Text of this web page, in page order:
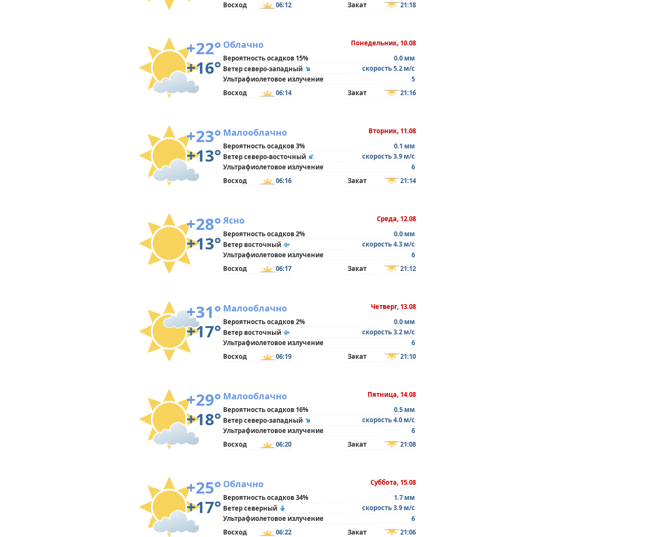
Восход
06:12 Закат 21:18
+22°
+16°
Понедельник, 10.08
Облачно
Вероятность осадков 15%
0.0 мм
Ветер северо-западный
скорость 5.2 м/с
Ультрафиолетовое излучение
5
Восход
06:14 Закат 21:16
+23°
+13°
Вторник, 11.08
Малооблачно
Вероятность осадков 3%
0.1 мм
Ветер северо-восточный
скорость 3.9 м/с
Ультрафиолетовое излучение
6
Восход
06:16 Закат 21:14
+28°
+13°
Среда, 12.08
Ясно
Вероятность осадков 2%
0.0 мм
Ветер восточный
скорость 4.3 м/с
Ультрафиолетовое излучение
6
Восход
06:17 Закат 21:12
+31°
+17°
Четверг, 13.08
Малооблачно
Вероятность осадков 2%
0.0 мм
Ветер восточный
скорость 3.2 м/с
Ультрафиолетовое излучение
6
Восход
06:19 Закат 21:10
+29°
+18°
Пятница, 14.08
Малооблачно
Вероятность осадков 16%
0.5 мм
Ветер северо-западный
скорость 4.0 м/с
Ультрафиолетовое излучение
6
Восход
06:20 Закат 21:08
+25°
+17°
Суббота, 15.08
Облачно
Вероятность осадков 34%
1.7 мм
Ветер северный
скорость 3.9 м/с
Ультрафиолетовое излучение
6
Восход
06:22 Закат 21:06